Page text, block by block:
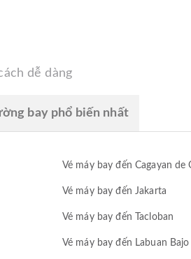
dễ dàng
bay phổ biến nhất
Vé máy bay đến Cagayan de
Vé máy bay đến Jakarta
Vé máy bay đến Tacloban
Vé máy bay đến Labuan Bajo